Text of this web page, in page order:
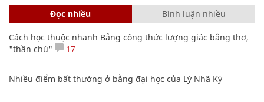
Đọc nhiều Bình luận nhiều
Cách học thuộc nhanh Bảng công thức lượng giác bằng thơ,
"thần chú"
17
Nhiều điểm bất thường ở bằng đại học của Lý Nhã Kỳ